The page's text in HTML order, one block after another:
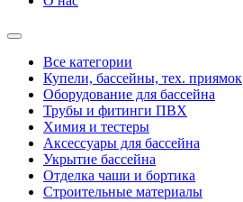
Все категории
Купели, бассейны, тех. приямок
Оборудование для бассейна
Трубы и фитинги ПВХ
Химия и тестеры
Аксессуары для бассейна
Укрытие бассейна
Отделка чаши и бортика
Строительные материалы